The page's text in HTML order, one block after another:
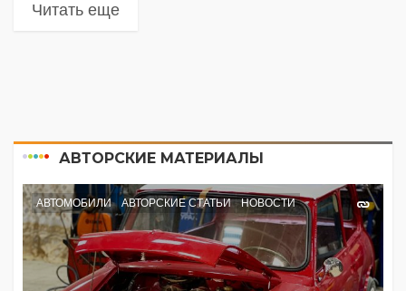
Читать еще
АВТОРСКИЕ МАТЕРИАЛЫ
АВТОМОБИЛИ АВТОРСКИЕ СТАТЬИ НОВОСТИ